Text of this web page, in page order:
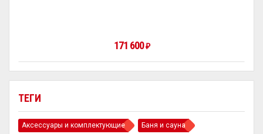
ТЕГИ
Аксессуары и комплектующие
Баня и сауна
171 600₽